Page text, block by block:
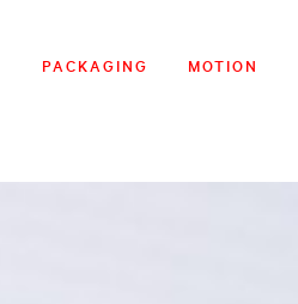
PACKAGING MOTION